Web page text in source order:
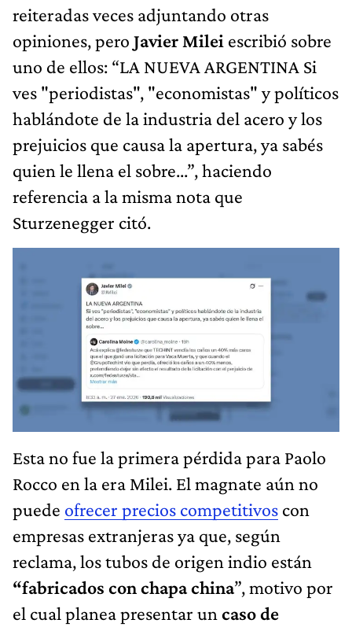
reiteradas veces adjuntando otras
opiniones, pero Javier Milei escribió sobre
uno de ellos: “LA NUEVA ARGENTINA Si
ves "periodistas", "economistas" y políticos
hablándote de la industria del acero y los
prejuicios que causa la apertura, ya sabés
quien le llena el sobre...”, haciendo
referencia a la misma nota que
Sturzenegger citó.
Esta no fue la primera pérdida para Paolo
Rocco en la era Milei. El magnate aún no
puede ofrecer precios competitivos con
empresas extranjeras ya que, según
reclama, los tubos de origen indio están
“fabricados con chapa china”, motivo por
el cual planea presentar un caso de